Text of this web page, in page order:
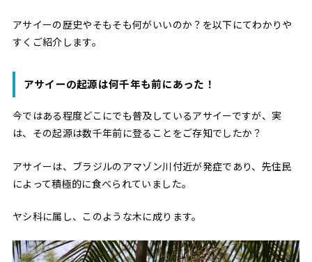
アサイーの歴史やそもそも何がいいのか？を以下にてわかりや
すくご紹介します。
アサイーの起源は何千年も前にあった！
今ではある程度どこにでも普及しているアサイーですが、実
は、その起源は数千年前に登ることをご存知でしたか？
アサイーは、ブラジルのアマゾン川付近が発症であり、先住民
によって積極的に食べられていました。
ヤシ科に属し、このような木に成ります。